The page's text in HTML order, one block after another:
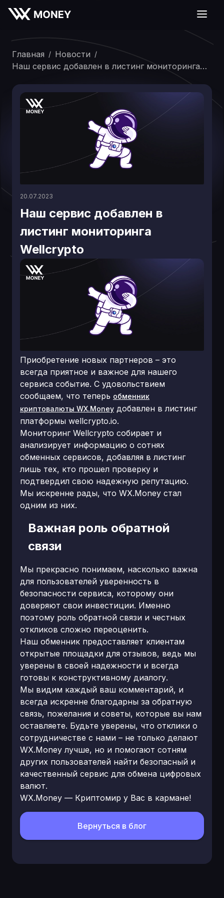
Главная / Новости /
Наш сервис добавлен в листинг мониторинга
20.07.2023
Наш сервис добавлен в
листинг мониторинга
Wellcrypto
Приобретение новых партнеров – это
всегда приятное и важное для нашего
сервиса событие. С удовольствием
сообщаем, что теперь обменник
криптовалюты WX.Money добавлен в листинг
платформы wellcrypto.io.
Мониторинг Wellcrypto собирает и
анализирует информацию о сотнях
обменных сервисов, добавляя в листинг
лишь тех, кто прошел проверку и
подтвердил свою надежную репутацию.
Мы искренне рады, что WX.Money стал
одним из них.
Важная роль обратной
связи
Мы прекрасно понимаем, насколько важна
для пользователей уверенность в
безопасности сервиса, которому они
доверяют свои инвестиции. Именно
поэтому роль обратной связи и честных
откликов сложно переоценить.
Наш обменник предоставляет клиентам
открытые площадки для отзывов, ведь мы
уверены в своей надежности и всегда
готовы к конструктивному диалогу.
Мы видим каждый ваш комментарий, и
всегда искренне благодарны за обратную
связь, пожелания и советы, которые вы нам
оставляете. Будьте уверены, что отклики о
сотрудничестве с нами – не только делают
WX.Money лучше, но и помогают сотням
других пользователей найти безопасный и
качественный сервис для обмена цифровых
валют.
WX.Money — Криптомир у Вас в кармане!
Вернуться в блог